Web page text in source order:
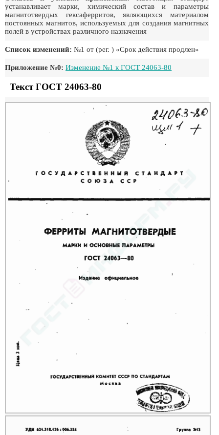
устанавливает марки, химический состав и параметры
магнитотвердых гексаферритов, являющихся материалом
постоянных магнитов, используемых для создания магнитных
полей в устройствах различного назначения
Список изменений: №1 от (рег. ) «Срок действия продлен»
Приложение №0: Изменение №1 к ГОСТ 24063-80
Текст ГОСТ 24063-80